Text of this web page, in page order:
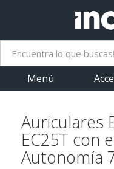
Menú
Auriculares
EC25T con
Autonomía